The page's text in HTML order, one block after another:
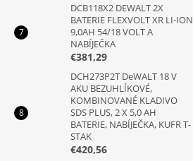
DCB118X2 DEWALT 2X
BATERIE FLEXVOLT XR LI-ION
9,0AH 54/18 VOLT A
NABÍJEČKA
€381,29
DCH273P2T DeWALT 18 V
AKU BEZUHLÍKOVÉ,
KOMBINOVANÉ KLADIVO
SDS PLUS, 2 X 5,0 AH
BATERIE, NABÍJEČKA, KUFR T-
STAK
€420,56